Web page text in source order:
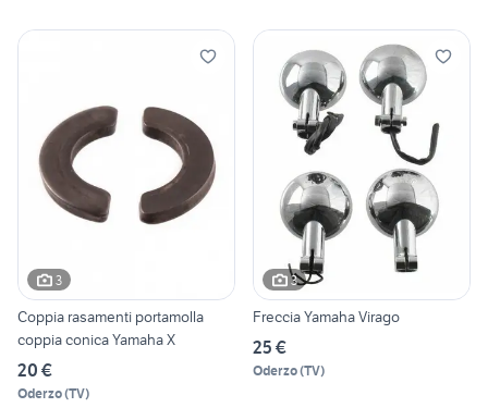
3
Coppia rasamenti portamolla
coppia conica Yamaha X
20 €
Oderzo(TV)
3
Freccia Yamaha Virago
25 €
Oderzo(TV)